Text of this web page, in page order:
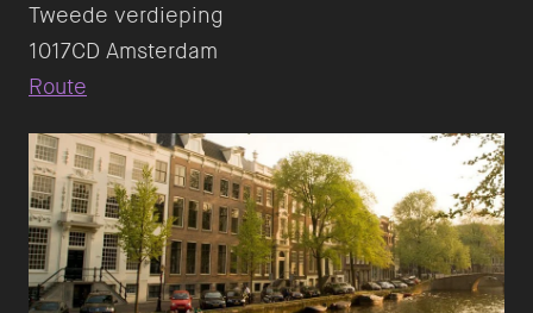
Tweede verdieping
Route